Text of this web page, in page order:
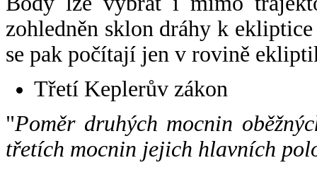
zohledněn sklon dráhy k
se pak počítají jen v rovině
Třetí Keplerův zákon
"Poměr druhých mocnin
třetích mocnin jejich hlavních